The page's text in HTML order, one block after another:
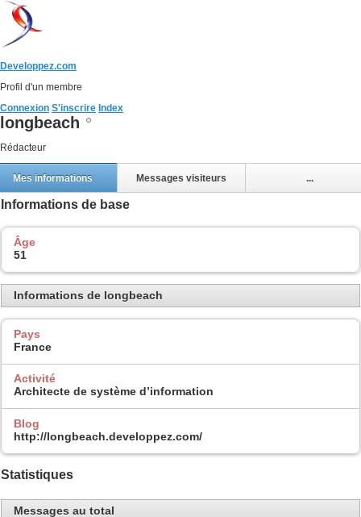
Developpez.com
Profil d'un membre
Connexion S'inscrire Index
longbeach
Rédacteur
Mes informations Messages visiteurs ...
Informations de base
Âge
51
Informations de longbeach
Pays
France
Activité
Architecte de système d’information
Blog
http://longbeach.developpez.com/
Statistiques
Messages au total